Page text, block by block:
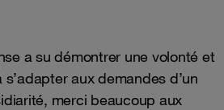
a su démontrer une volonté et
aux demandes d’un
merci beaucoup aux